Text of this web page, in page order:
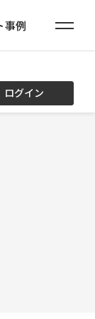
事例
ログイン